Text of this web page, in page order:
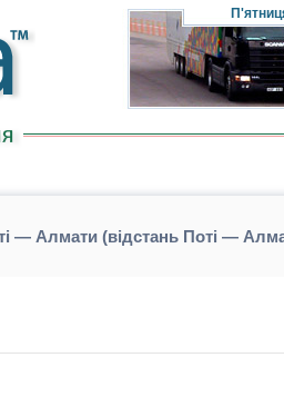
— Алмати (відстань Поті —